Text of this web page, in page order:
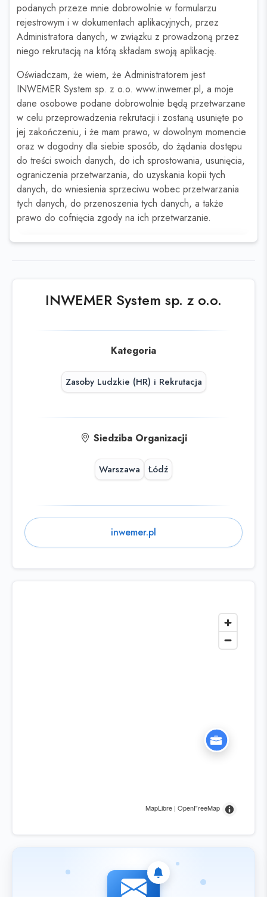
podanych przeze mnie dobrowolnie w formularzu
rejestrowym i w dokumentach aplikacyjnych, przez
Administratora danych, w związku z prowadzoną przez
niego rekrutacją na którą składam swoją aplikację.
Oświadczam, że wiem, że Administratorem jest
INWEMER System sp. z o.o. www.inwemer.pl, a moje
dane osobowe podane dobrowolnie będą przetwarzane
w celu przeprowadzenia rekrutacji i zostaną usunięte po
jej zakończeniu, i że mam prawo, w dowolnym momencie
oraz w dogodny dla siebie sposób, do żądania dostępu
do treści swoich danych, do ich sprostowania, usunięcia,
ograniczenia przetwarzania, do uzyskania kopii tych
danych, do wniesienia sprzeciwu wobec przetwarzania
tych danych, do przenoszenia tych danych, a także
prawo do cofnięcia zgody na ich przetwarzanie.
INWEMER System sp. z o.o.
Kategoria
Zasoby Ludzkie (HR) i Rekrutacja
Siedziba Organizacji
Warszawa Łódź
inwemer.pl
MapLibre | OpenFreeMap